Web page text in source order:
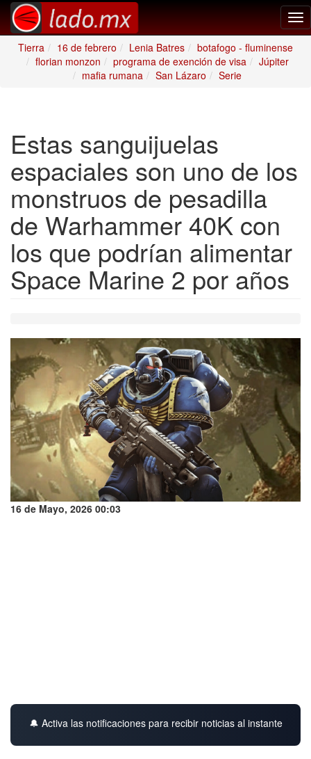
Tierra
16 de febrero Lenia Batres
botafogo - fluminense
florian monzon
programa de exención de visa
Júpiter
mafia rumana
San Lázaro Serie
Estas sanguijuelas
espaciales son uno de los
monstruos de pesadilla
de Warhammer 40K con
los que podrían alimentar
Space Marine 2 por años
16 de Mayo, 2026 00:03
🔔 Activa las notificaciones para recibir noticias al instante